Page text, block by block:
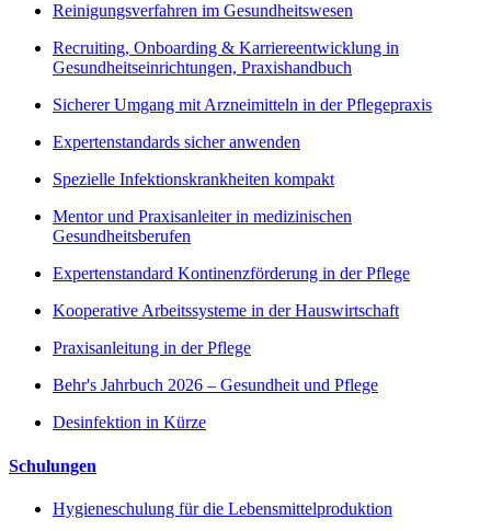
Reinigungsverfahren im Gesundheitswesen
Recruiting, Onboarding & Karriereentwicklung in
Gesundheitseinrichtungen, Praxishandbuch
Sicherer Umgang mit Arzneimitteln in der Pflegepraxis
Expertenstandards sicher anwenden
Spezielle Infektionskrankheiten kompakt
Mentor und Praxisanleiter in medizinischen
Gesundheitsberufen
Expertenstandard Kontinenzförderung in der Pflege
Kooperative Arbeitssysteme in der Hauswirtschaft
Praxisanleitung in der Pflege
Behr's Jahrbuch 2026 – Gesundheit und Pflege
Desinfektion in Kürze
Schulungen
Hygieneschulung für die Lebensmittelproduktion